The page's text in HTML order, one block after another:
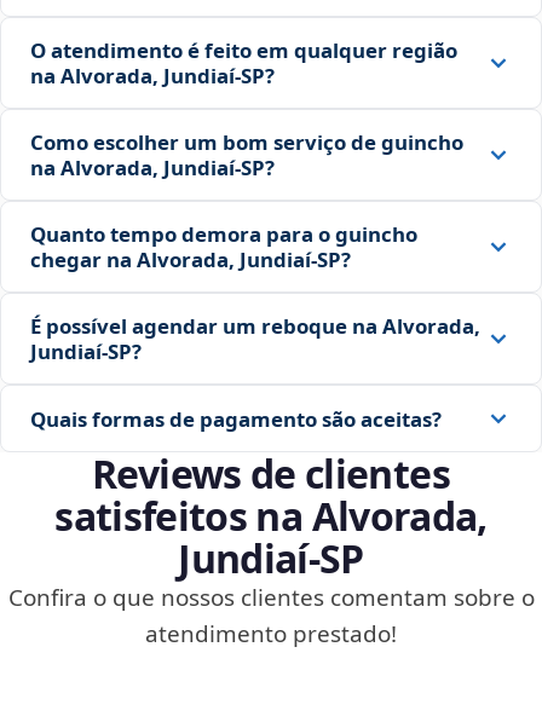
O atendimento é feito em qualquer região
na Alvorada, Jundiaí‑SP?
Como escolher um bom serviço de guincho
na Alvorada, Jundiaí‑SP?
Quanto tempo demora para o guincho
chegar na Alvorada, Jundiaí‑SP?
É possível agendar um reboque na Alvorada,
Jundiaí‑SP?
Quais formas de pagamento são aceitas?
Reviews de clientes
satisfeitos na Alvorada,
Jundiaí‑SP
Confira o que nossos clientes comentam sobre o
atendimento prestado!